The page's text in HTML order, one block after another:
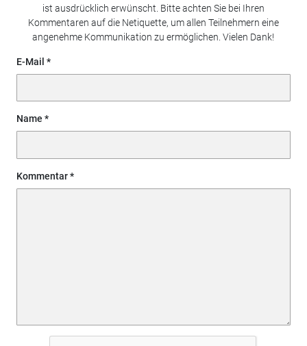
ist ausdrücklich erwünscht. Bitte achten Sie bei Ihren
Kommentaren auf die Netiquette, um allen Teilnehmern eine
angenehme Kommunikation zu ermöglichen. Vielen Dank!
E-Mail
Name
Kommentar